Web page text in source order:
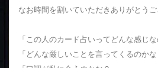
なお時間を割いていただきありがとう
「この人のカード占いってどんな感じな
「どんな厳しいことを言ってくるのかな